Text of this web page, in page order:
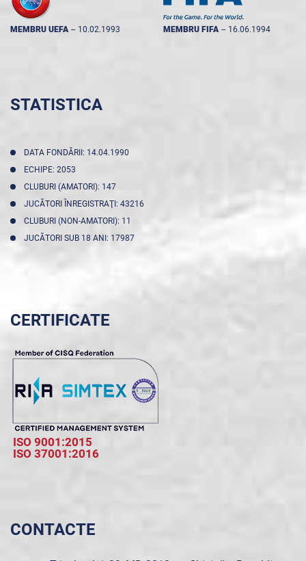
MEMBRU UEFA -- 10.02.1993 MEMBRU FIFA -- 16.06.1994
STATISTICA
DATA FONDĂRII: 14.04.1990
ECHIPE: 2053
CLUBURI (AMATORI): 147
JUCĂTORI ÎNREGISTRAŢI: 43216
CLUBURI (NON-AMATORI): 11
JUCĂTORI SUB 18 ANI: 17987
CERTIFICATE
ISO 9001:2015
ISO 37001:2016
CONTACTE